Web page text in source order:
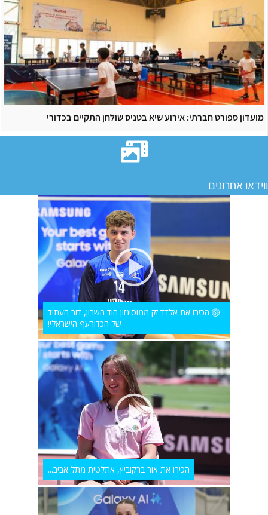
מועדון ספורט חברתי: אירוע שיא בטניס שולחן התקיים בכדורי
ווידאו אחרונים
🏐 הכירו את אלדד זק ממוסינזון הוד השרון, דור העתיד
של הכדורעף הישראלי!
הכירו את אור ברקוביץ, אתלטית מתל אביב...